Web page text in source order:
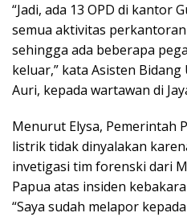
“Jadi, ada 13 OPD di kantor
semua aktivitas
sehingga ada beberapa
keluar,” kata Asisten Bidang
Auri, kepada wartawan di
Menurut Elysa, Pemerintah
listrik tidak dinyalakan
invetigasi tim forenski dari
Papua atas insiden
“Saya sudah melapor